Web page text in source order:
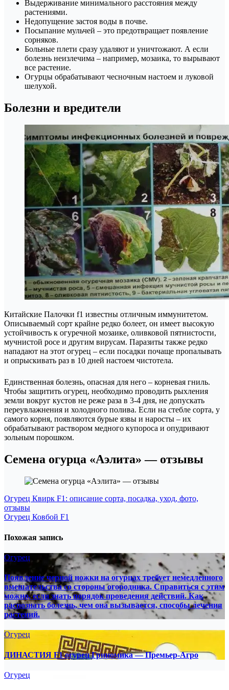
Выдерживание минимального расстояния между
растениями.
Недопущение застоя воды в почве.
Посыпание мульчей – это предотвращает появление
сорняков.
Больные плети сразу удаляют и уничтожают. А если
болезнь неизлечима – например, мозаика, то вырывают
все растение.
Огурцы обрабатывают чесночным настоем и луковой
шелухой.
Болезни и вредители
Китайские Палочки f1 известны отличным иммунитетом.
Описываемый сорт крайне редко болеет, он имеет высокую
устойчивость к огуречной мозаике, оливковой пятнистости,
мучнистой росе и другим вирусам. Паразиты также редко
нападают на этот огурец – если посадки почаще пропалывать
и опрыскивать раз в 10 дней настоем чистотела.
Единственная болезнь, опасная для него – корневая гниль.
Чтобы защитить огурец, необходимо проводить рыхления
земли вокруг кустов не реже раза в 3-4 дня, не допускать
переувлажнения и холодного полива. Если на стебле сорта, у
самого корня, появляются бурые язвы и наросты – их
обрабатывают раствором медного купороса и опудривают
зольным порошком.
Семена огурца «Аэлита» — отзывы
Навигация
по
Огурец Квирк F1: описание сорта, посадка, уход, фото,
отзывы
Огурец Ковбой F1
Похожая запись
Огурец
Появление черной ножки на огурцах требует немедленного
вмешательства со стороны огородника. Справиться с этим
можно, если знать порядок проведения действий. Как
распознать болезнь, чем она вызывается, способы лечения
растений.
Огурец
ДИНАСТИЯ F1 огурец Гриномика — Премьер-Агро
Огурец